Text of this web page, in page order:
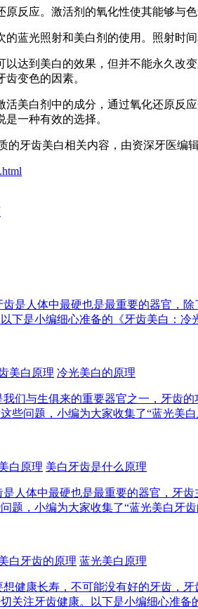
反应。激活剂的氧化性使其能够与
蓝光照射和美白剂的使用。照射时
达到美白的效果，但并不能永久改
变色的因素。
活美白剂中的成分，通过氧化还原反
一种有效的选择。
的牙齿美白相关内容，由资深牙医
齿是人体中最硬也是最重要的器官，
下是小编细心准备的《牙齿美白：
美白原理 冷光美白的原理
我们与生俱来的重要器官之一，牙齿
些问题，小编为大家收集了“蓝光美
白原理 美白牙齿是什么原理
是人体中最硬也是最重要的器官，牙
题，小编为大家收集了“蓝光美白牙
白牙齿的原理 蓝光美白原理
想健康长寿，不可能没有好的牙齿，
关注牙齿健康。以下是小编细心准